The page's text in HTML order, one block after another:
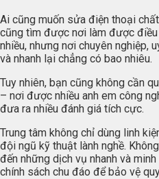
Ai cũng muốn sửa điện thoại
cũng tìm được nơi làm được điều
nhiều, nhưng nơi chuyên nghiệp,
và nhanh lại chẳng có bao nhiêu.
Tuy nhiên, bạn cũng không cần
– nơi được nhiều anh em công
đưa ra nhiều đánh giá tích cực.
Trung tâm không chỉ dùng linh
đội ngũ kỹ thuật lành nghề.
đến những dịch vụ nhanh và
chính sách chu đáo để bảo vệ